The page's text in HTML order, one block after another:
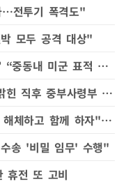
…전투기 폭격도"
모두 공격 대상"
이란 “美 위협에 더욱 강력한 대응” “중동내 미군 표적 타격”
美 국방 “이란 이틀째 공격할 것” 밝힌 직후 중부사령부 공격 개시 발표
네타냐후, 레바논 국민에 "헤즈볼라 해체하고 함께 하자" 선전전
송 '비밀 임무' 수행"
휴전 또 고비